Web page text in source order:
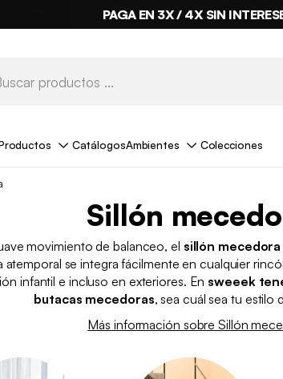
PAGA EN 3X / 4X SIN
CatálogosAmbientes Colecciones
Sillón
movimiento de balanceo, el sillón
atemporal se integra fácilmente en cualquier
infantil e incluso en exteriores. En sweeek
butacas mecedoras, sea cuál sea tu estilo
Más información sobre Sillón